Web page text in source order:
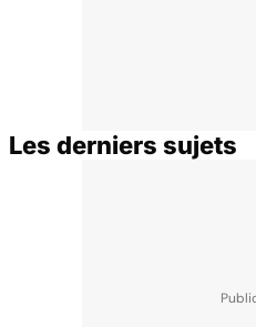
Les derniers sujets